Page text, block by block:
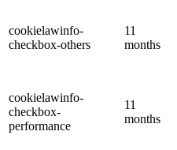
cookielawinfo-
checkbox-others
11
months
cookielawinfo-
checkbox-
performance
11
months